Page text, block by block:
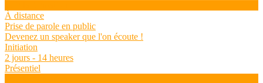
À distance
Prise de parole en public
Devenez un speaker que l'on écoute !
Initiation
2 jours - 14 heures
Présentiel